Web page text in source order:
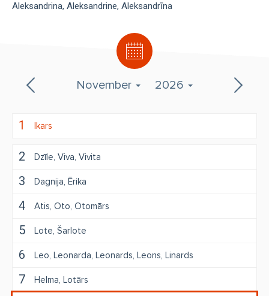
November 2026
1 Ikars
2 Dzīle Viva Vivita
3 Dagnija Ērika
4 Atis Oto Otomārs
5 Lote Šarlote
6 Leo Leonarda Leonards Leons Linards
7 Helma Lotārs
Aleksandrina Aleksandrine Aleksandrīna